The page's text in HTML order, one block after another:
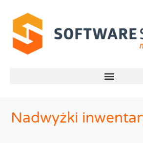
Nadwyżki